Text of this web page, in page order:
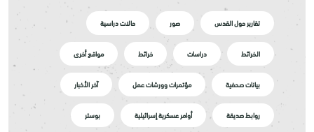
تقارير حول القدس صور حالات دراسية
الخرائط دراسات خرائط مواقع أخرى
بيانات صحفية مؤتمرات وورشات عمل آخر الأخبار
روابط صديقة أوامر عسكرية إسرائيلية بوستر